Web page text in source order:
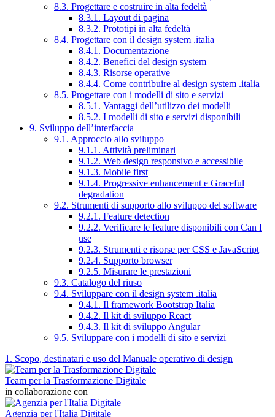
8.3. Progettare e costruire in alta fedeltà
8.3.1. Layout di pagina
8.3.2. Prototipi in alta fedeltà
8.4. Progettare con il design system .italia
8.4.1. Documentazione
8.4.2. Benefici del design system
8.4.3. Risorse operative
8.4.4. Come contribuire al design system .italia
8.5. Progettare con i modelli di sito e servizi
8.5.1. Vantaggi dell’utilizzo dei modelli
8.5.2. I modelli di sito e servizi disponibili
9. Sviluppo dell’interfaccia
9.1. Approccio allo sviluppo
9.1.1. Attività preliminari
9.1.2. Web design responsivo e accessibile
9.1.3. Mobile first
9.1.4. Progressive enhancement e Graceful
degradation
9.2. Strumenti di supporto allo sviluppo del software
9.2.1. Feature detection
9.2.2. Verificare le feature disponibili con Can I
use
9.2.3. Strumenti e risorse per CSS e JavaScript
9.2.4. Supporto browser
9.2.5. Misurare le prestazioni
9.3. Catalogo del riuso
9.4. Sviluppare con il design system .italia
9.4.1. Il framework Bootstrap Italia
9.4.2. Il kit di sviluppo React
9.4.3. Il kit di sviluppo Angular
9.5. Sviluppare con i modelli di sito e servizi
1. Scopo, destinatari e uso del Manuale operativo di design
Team per la Trasformazione Digitale
in collaborazione con
Agenzia per l'Italia Digitale